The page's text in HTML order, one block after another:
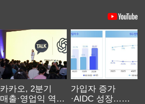
카카오, 2분기
매출·영업익 역대
가입자 증가
·AIDC 성장…